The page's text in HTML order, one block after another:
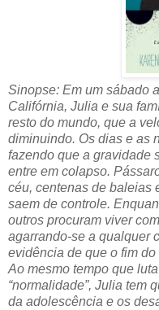
Sinopse: Em um sábado
Califórnia, Julia e sua
resto do mundo, que a
diminuindo. Os dias e as
fazendo que a gravidade
entre em colapso.
céu, centenas de baleias
saem de controle.
outros procuram viver
agarrando-se a qualquer
evidência de que o fim
Ao mesmo tempo que
“normalidade”, Julia tem
da adolescência e os